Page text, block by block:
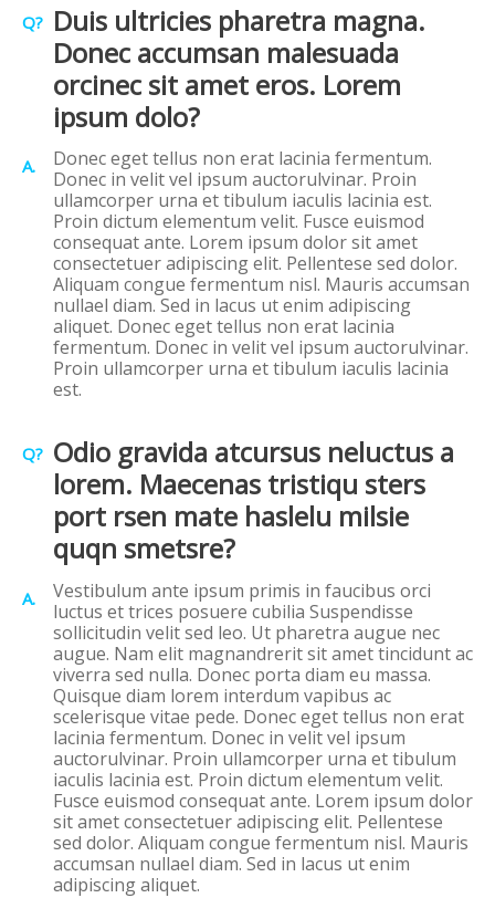
Q? Duis ultricies pharetra magna.
Donec accumsan malesuada
orcinec sit amet eros. Lorem
ipsum dolo?
A.
Donec eget tellus non erat lacinia fermentum.
Donec in velit vel ipsum auctorulvinar. Proin
ullamcorper urna et tibulum iaculis lacinia est.
Proin dictum elementum velit. Fusce euismod
consequat ante. Lorem ipsum dolor sit amet
consectetuer adipiscing elit. Pellentese sed dolor.
Aliquam congue fermentum nisl. Mauris accumsan
nullael diam. Sed in lacus ut enim adipiscing
aliquet. Donec eget tellus non erat lacinia
fermentum. Donec in velit vel ipsum auctorulvinar.
Proin ullamcorper urna et tibulum iaculis lacinia
est.
Q? Odio gravida atcursus neluctus a
lorem. Maecenas tristiqu sters
port rsen mate haslelu milsie
quqn smetsre?
A.
Vestibulum ante ipsum primis in faucibus orci
luctus et trices posuere cubilia Suspendisse
sollicitudin velit sed leo. Ut pharetra augue nec
augue. Nam elit magnandrerit sit amet tincidunt ac
viverra sed nulla. Donec porta diam eu massa.
Quisque diam lorem interdum vapibus ac
scelerisque vitae pede. Donec eget tellus non erat
lacinia fermentum. Donec in velit vel ipsum
auctorulvinar. Proin ullamcorper urna et tibulum
iaculis lacinia est. Proin dictum elementum velit.
Fusce euismod consequat ante. Lorem ipsum dolor
sit amet consectetuer adipiscing elit. Pellentese
sed dolor. Aliquam congue fermentum nisl. Mauris
accumsan nullael diam. Sed in lacus ut enim
adipiscing aliquet.